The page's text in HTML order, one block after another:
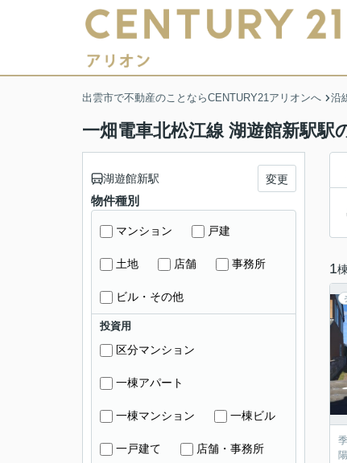
出雲市で不動産のことならCENTURY21アリオンへ 沿
一畑電車北松江線 湖遊館新駅駅
1棟
湖遊館新駅 変更
物件種別
マンション 戸建
土地 店舗 事務所
ビル・その他
投資用
区分マンション
一棟アパート
一棟マンション 一棟ビル
一戸建て 店舗・事務所